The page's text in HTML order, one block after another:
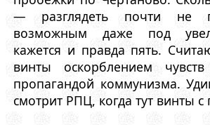
— разглядеть почти не
возможным даже под
кажется и правда пять.
винты оскорблением
пропагандой коммунизма.
смотрит РПЦ, когда тут винты с